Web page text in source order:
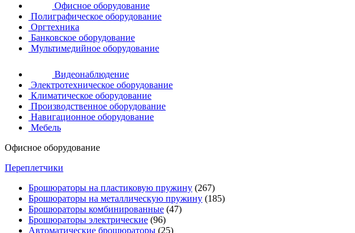
Офисное оборудование
Полиграфическое оборудование
Оргтехника
Банковское оборудование
Мультимедийное оборудование
Видеонаблюдение
Электротехническое оборудование
Климатическое оборудование
Производственное оборудование
Навигационное оборудование
Мебель
Офисное оборудование
Переплетчики
Брошюраторы на пластиковую пружину (267)
Брошюраторы на металлическую пружину (185)
Брошюраторы комбинированные (47)
Брошюраторы электрические (96)
Автоматические брошюраторы (25)